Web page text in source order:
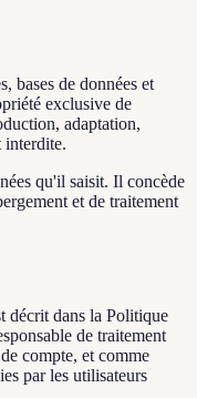
bases de données et
exclusive de
adaptation,
interdite.
qu'il saisit. Il concède
et de traitement
décrit dans la Politique
de traitement
compte, et comme
par les utilisateurs